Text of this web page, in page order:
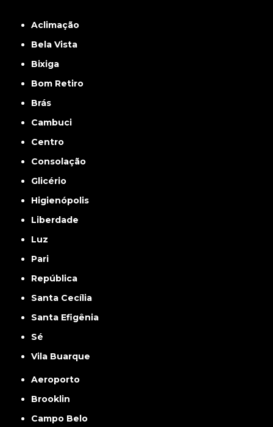
Aclimação
Bela Vista
Bixiga
Bom Retiro
Brás
Cambuci
Centro
Consolação
Glicério
Higienópolis
Liberdade
Luz
Pari
República
Santa Cecília
Santa Efigênia
Sé
Vila Buarque
Aeroporto
Brooklin
Campo Belo